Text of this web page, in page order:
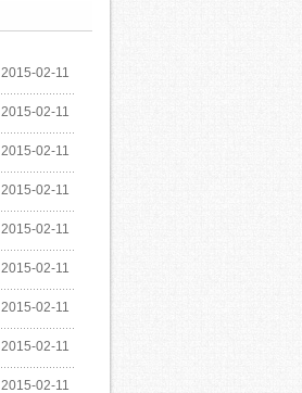
2015-02-11
2015-02-11
2015-02-11
2015-02-11
2015-02-11
2015-02-11
2015-02-11
2015-02-11
2015-02-11